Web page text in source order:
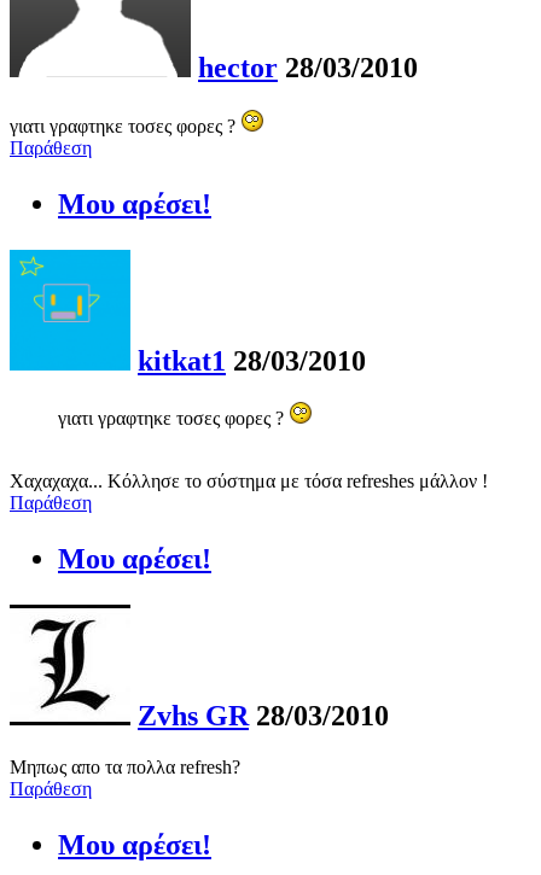
hector 28/03/2010
γιατι γραφτηκε τοσες φορες ?
Παράθεση
Μου αρέσει!
kitkat1 28/03/2010
γιατι γραφτηκε τοσες φορες ?
Χαχαχαχα... Κόλλησε το σύστημα με τόσα refreshes μάλλον !
Παράθεση
Μου αρέσει!
Zvhs GR 28/03/2010
Μηπως απο τα πολλα refresh?
Παράθεση
Μου αρέσει!